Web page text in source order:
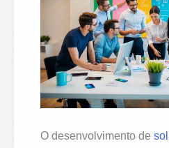
O desenvolvimento de